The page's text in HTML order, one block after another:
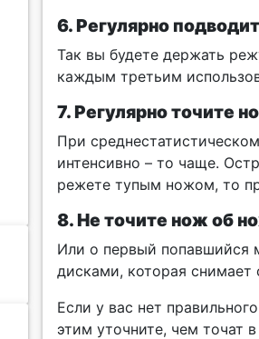
6. Регулярно
Так вы будете держать
каждым третьим
7. Регулярно точите
При
интенсивно – то чаще.
режете тупым ножом, то
8. Не точите нож об
Или о первый попавшийся
дисками, которая
Если у вас нет
этим уточните, чем точат